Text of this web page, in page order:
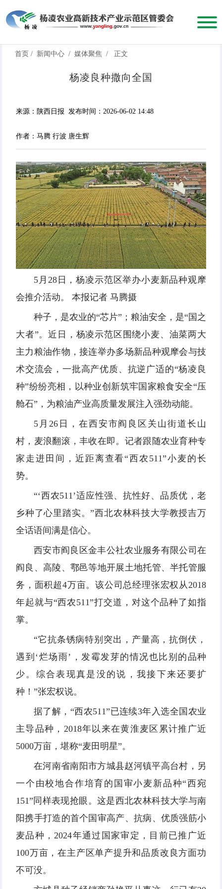
首页 / 新闻中心 / 媒体聚焦 / 正文
杨凌良种撒向全国
来源：陕西日报 发布时间：2026-06-02 14:48
作者：马腾 行波 唐生辉
5月28日，杨凌示范区举办小麦新品种观摩
会推介活动。 本报记者 马腾摄
种子，是农业的“芯片”；粮油安全，是“国之
大者”。近日，杨凌示范区围绕小麦、油菜两大
主力粮油作物，接连举办多场新品种观摩会与技
术交流会，一批高产优质、抗逆广适的“杨凌良
种”纷纷亮相，以种业创新筑牢国家粮食安全“压
舱石”，为粮油产业高质量发展注入强劲动能。
5月26日，在西安市阎良区关山街道长山
村，麦浪翻滚，丰收在即。记者跟随农业育种专
家走进田间，近距离查看“西农511”小麦的长
势。
“‘西农511’适应性强、抗性好、品质优，老
乡种了心里踏实。”西北农林科技大学教授吉万
全话语间满是信心。
西安市阎良区金丰公社农业服务有限公司在
阎良、高陵、鄠邑等地开展土地托管、半托管服
务，面积超4万亩。该公司总经理张宏权从2018
年起就与“西农511”打交道，对这个品种了如指
掌。
“它抗条锈病特别突出，产量高，抗倒伏，
遇到‘烂场雨’，发霉发芽的情况也比别的品种
少。综合表现真是没的说，我接下来还要扩
种！”张宏权说。
据了解，“西农511”已连续3年入选全国农业
主导品种，2018年以来在黄淮麦区累计推广近
5000万亩，堪称“麦田明星”。
在河南省南阳市方城县赵河镇平高台村，另
一个由校地合作培育的国审小麦新品种“西宛
151”同样表现抢眼。这是西北农林科技大学与南
阳携手打造的首个国审高产、抗病、优质强筋小
麦品种，2024年通过国家审定，目前已推广近
100万亩，在主产区单产提升和品质改良方面功
不可没。